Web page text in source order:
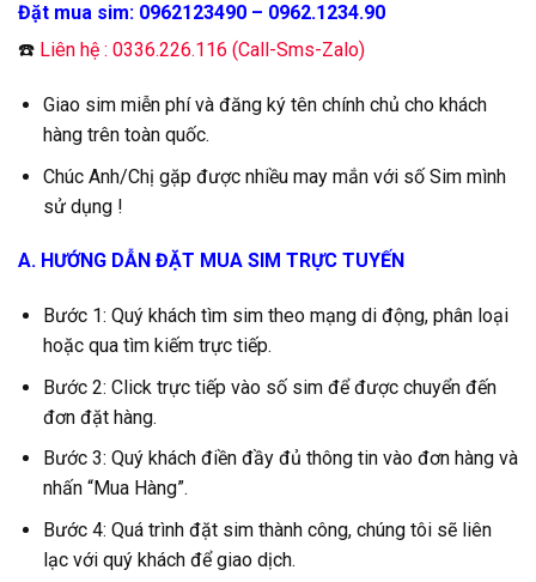
Đặt mua sim: 0962123490 – 0962.1234.90
☎️ Liên hệ : 0336.226.116 (Call-Sms-Zalo)
Giao sim miễn phí và đăng ký tên chính chủ cho khách
hàng trên toàn quốc.
Chúc Anh/Chị gặp được nhiều may mắn với số Sim mình
sử dụng !
A. HƯỚNG DẪN ĐẶT MUA SIM TRỰC TUYẾN
Bước 1: Quý khách tìm sim theo mạng di động, phân loại
hoặc qua tìm kiếm trực tiếp.
Bước 2: Click trực tiếp vào số sim để được chuyển đến
đơn đặt hàng.
Bước 3: Quý khách điền đầy đủ thông tin vào đơn hàng và
nhấn “Mua Hàng”.
Bước 4: Quá trình đặt sim thành công, chúng tôi sẽ liên
lạc với quý khách để giao dịch.